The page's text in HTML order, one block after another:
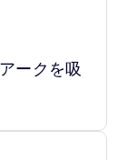
ークを吸